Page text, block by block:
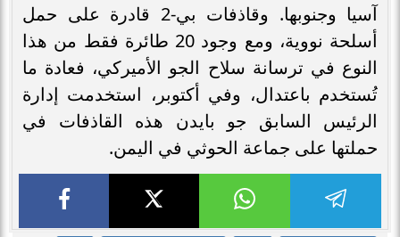
آسيا وجنوبها. وقاذفات بي-2 قادرة على حمل
أسلحة نووية، ومع وجود 20 طائرة فقط من هذا
النوع في ترسانة سلاح الجو الأميركي، فعادة ما
تُستخدم باعتدال، وفي أكتوبر، استخدمت إدارة
الرئيس السابق جو بايدن هذه القاذفات في
حملتها على جماعة الحوثي في اليمن.